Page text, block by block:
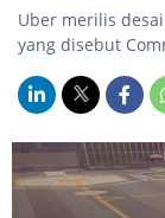
Uber merilis
yang disebut